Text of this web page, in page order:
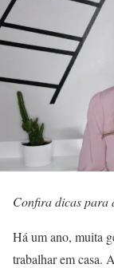
Confira dicas para
Há um ano, muita
trabalhar em casa.